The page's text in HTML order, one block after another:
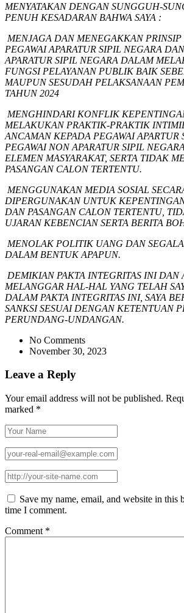
MENYATAKAN DENGAN SUNGGUH-
PENUH KESADARAN BAHWA SAYA :
MENJAGA DAN MENEGAKKAN PRINSIP
PEGAWAI APARATUR SIPIL NEGARA
APARATUR SIPIL NEGARA DALAM
FUNGSI PELAYANAN PUBLIK BAIK
MAUPUN SESUDAH PELAKSANAAN
TAHUN 2024
MENGHINDARI KONFLIK
MELAKUKAN PRAKTIK-PRAKTIK
ANCAMAN KEPADA PEGAWAI APARTUR
PEGAWAI NON APARATUR SIPIL
ELEMEN MASYARAKAT, SERTA TIDAK
PASANGAN CALON TERTENTU.
MENGGUNAKAN MEDIA SOSIAL
DIPERGUNAKAN UNTUK
DAN PASANGAN CALON TERTENTU,
UJARAN KEBENCIAN SERTA BERITA
MENOLAK POLITIK UANG DAN
DALAM BENTUK APAPUN.
DEMIKIAN PAKTA INTEGRITAS INI DAN
MELANGGAR HAL-HAL YANG TELAH
DALAM PAKTA INTEGRITAS INI, SAYA
SANKSI SESUAI DENGAN KETENTUAN
PERUNDANG-UNDANGAN.
No Comments
November 30, 2023
Leave a Reply
Your email address will not be published.
marked *
Save my name, email, and website in this
time I comment.
Comment *